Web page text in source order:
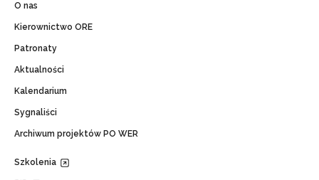
O nas
Kierownictwo ORE
Patronaty
Aktualności
Kalendarium
Sygnaliści
Archiwum projektów PO WER
Szkolenia